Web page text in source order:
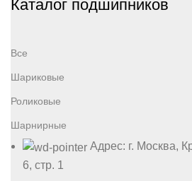
Каталог подшипников
Все
Шариковые
Роликовые
Шарнирные
Адрес: г. Москва,
6, стр. 1